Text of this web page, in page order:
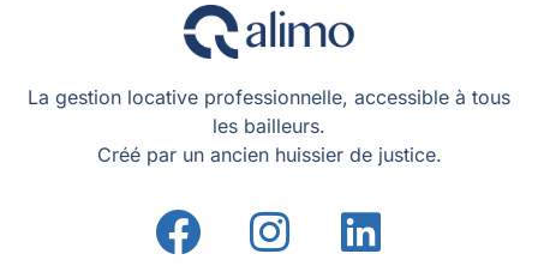
La gestion locative professionnelle, accessible à tous
les bailleurs.
Créé par un ancien huissier de justice.